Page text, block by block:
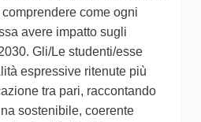
come ogni
avere impatto sugli
Gli/Le studenti/esse
espressive ritenute più
tra pari, raccontando
sostenibile, coerente